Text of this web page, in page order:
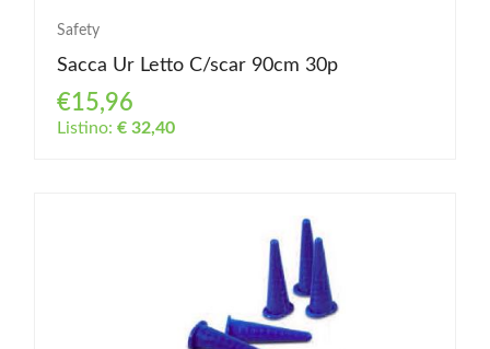
Safety
Sacca Ur Letto C/scar 90cm 30p
€15,96
Listino: € 32,40